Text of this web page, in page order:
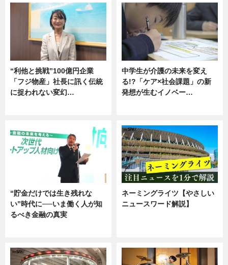
“利他と挑戦”100億円企業
「フジ物産」社長に訊く伝統
に捉われない変幻…
中学生が介護の未来を変え
る!?「ケア×社会課題」の新
発想が生むイノベー…
“貯金だけでは生き残れな
い”時代に──いま働く人が知
るべき金融の真実
ネーミングライツ【やさしい
ニュースワード解説】